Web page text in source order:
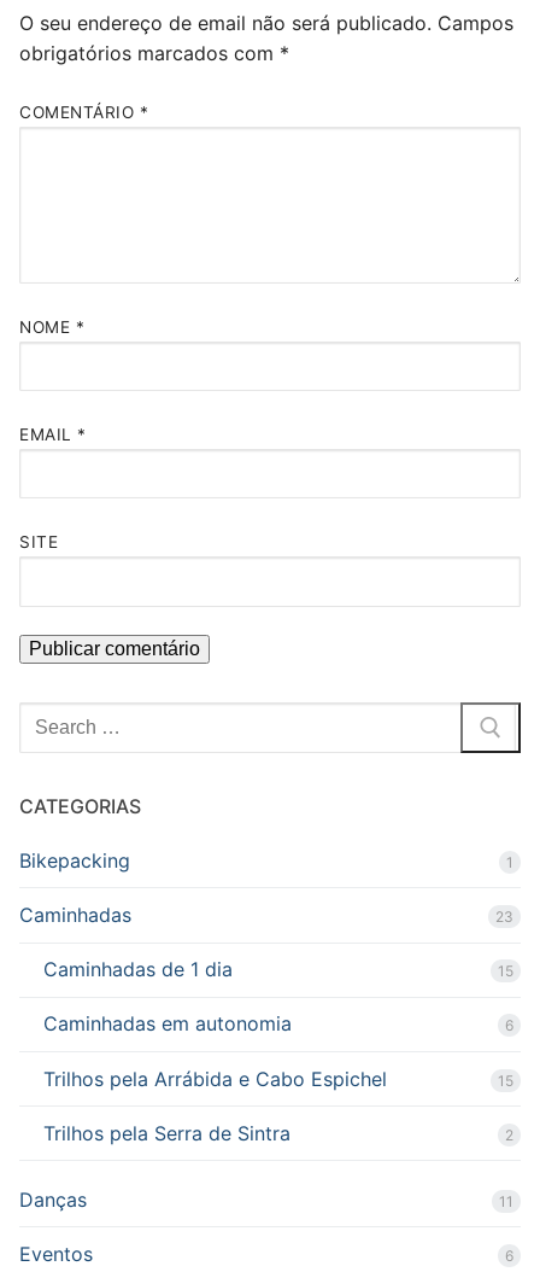
O seu endereço de email não será publicado. Campos
obrigatórios marcados com *
COMENTÁRIO *
NOME *
EMAIL *
SITE
Pesquisar
por:
CATEGORIAS
Bikepacking 1
Caminhadas 23
Caminhadas de 1 dia 15
Caminhadas em autonomia 6
Trilhos pela Arrábida e Cabo Espichel 15
Trilhos pela Serra de Sintra 2
Danças 11
Eventos 6